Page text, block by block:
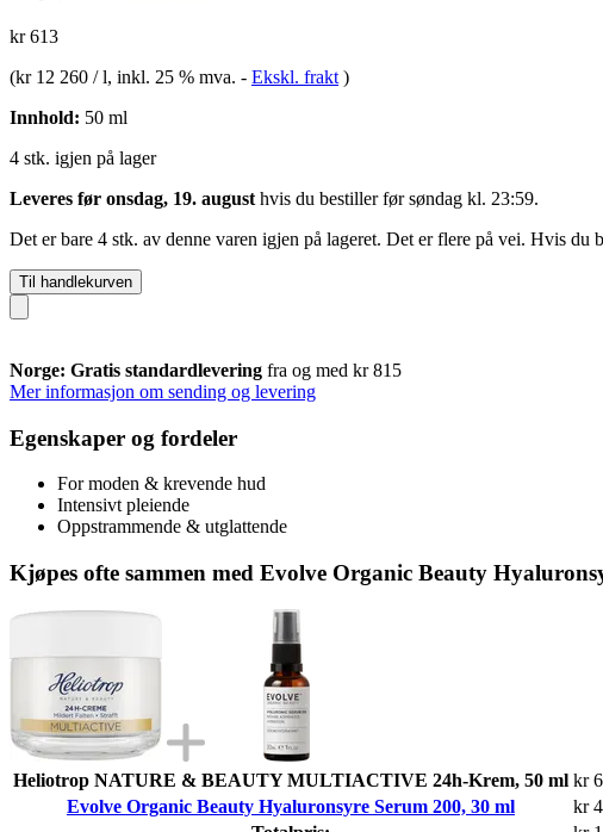
kr 613
(kr 12 260 / l, inkl. 25 % mva. - Ekskl. frakt )
Innhold: 50 ml
4 stk. igjen på lager
Leveres før onsdag, 19. august hvis du bestiller førsøndag kl. 23:59.
Det er bare 4 stk. av denne varen igjen på lageret. Det er flere på vei. Hvis du
Til handlekurven
Norge: Gratis standardlevering fra og med kr 815
Mer informasjon om sending og levering
Egenskaper og fordeler
For moden & krevende hud
Intensivt pleiende
Oppstrammende & utglattende
Kjøpes ofte sammen med Evolve Organic Beauty
Heliotrop NATURE & BEAUTY MULTIACTIVE 24h-Krem, 50 ml kr
Evolve Organic Beauty Hyaluronsyre Serum 200, 30 ml
kr